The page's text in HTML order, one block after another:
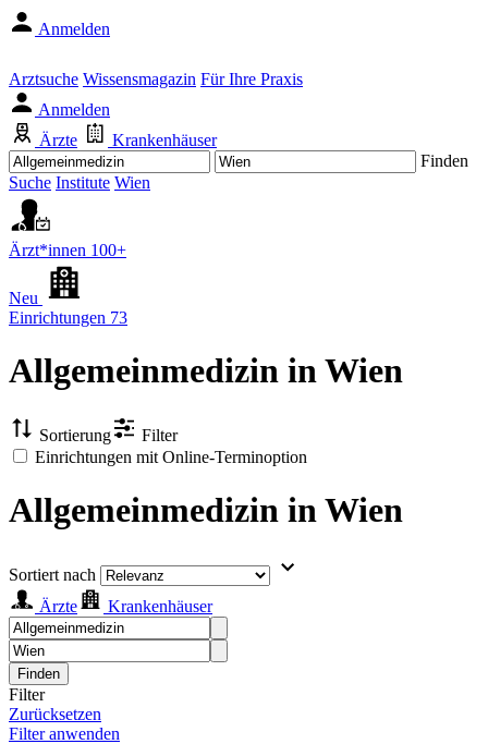
Anmelden
Arztsuche Wissensmagazin Für Ihre Praxis
Anmelden
Ärzte
Krankenhäuser
Finden
Suche Institute Wien
Ärzt*innen 100+
Neu
Einrichtungen 73
Allgemeinmedizin in Wien
Sortierung
Filter
Einrichtungen mit Online-Terminoption
Allgemeinmedizin in Wien
Sortiert nach
Ärzte
Krankenhäuser
Finden
Filter
Zurücksetzen
Filter anwenden